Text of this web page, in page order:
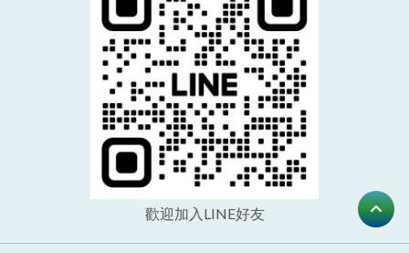
歡迎加入LINE好友